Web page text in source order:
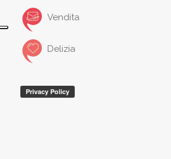
Vendita
Delizia